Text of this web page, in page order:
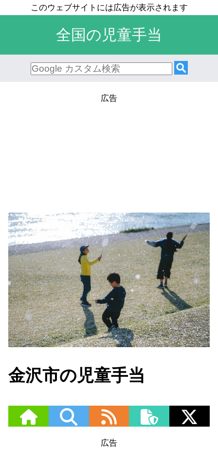
全国の児童手当
金沢市の児童手当